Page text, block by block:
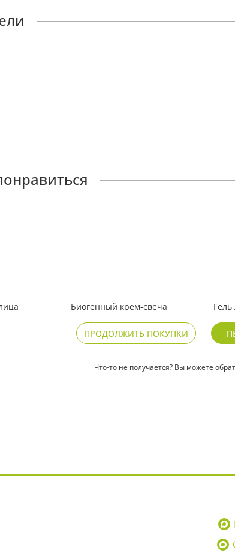
Биогенный крем-свеча
и увлажнения кожи
749₽
алоэ
619
ПРОДОЛЖИТЬ ПОКУПКИ
Что-то не получается? Вы можете